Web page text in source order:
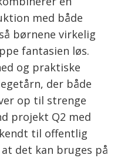
med både
børnene virkelig
fantasien løs.
og praktiske
der både
op til strenge
projekt Q2 med
til offentlig
det kan bruges på